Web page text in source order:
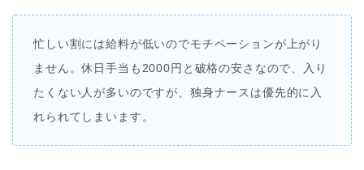
忙しい割には給料が低いのでモチベーションが上がり
ません。休日手当も2000円と破格の安さなので、入り
たくない人が多いのですが、独身ナースは優先的に入
れられてしまいます。